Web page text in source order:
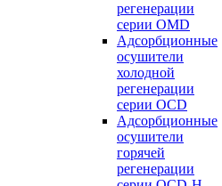
регенерации
серии OMD
Адсорбционные
осушители
холодной
регенерации
серии OCD
Адсорбционные
осушители
горячей
регенерации